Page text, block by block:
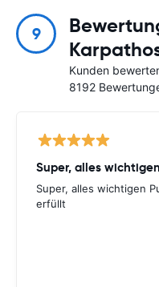
9
Kunden
8192
Super, alles wichtigen
erfüllt